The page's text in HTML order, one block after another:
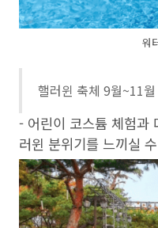
워
핼러윈 축체 9월~11월
- 어린이 코스튬 체험과
러윈 분위기를 느끼실